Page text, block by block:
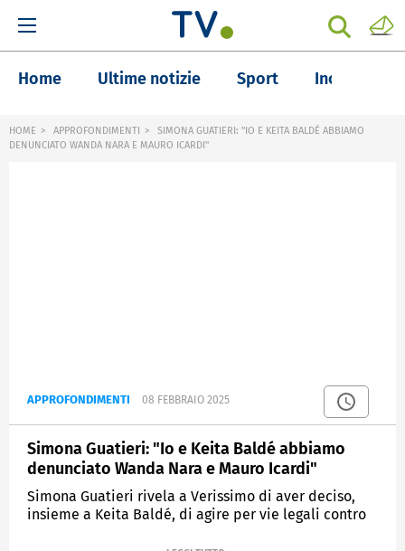
Home Ultime notizie Sport Inchieste
HOME APPROFONDIMENTI
SIMONA GUATIERI: "IO E KEITA BALDÉ ABBIAMO
DENUNCIATO WANDA NARA E MAURO ICARDI"
APPROFONDIMENTI 08 FEBBRAIO 2025
Simona Guatieri: "Io e Keita Baldé abbiamo
denunciato Wanda Nara e Mauro Icardi"
Simona Guatieri rivela a Verissimo di aver deciso,
insieme a Keita Baldé, di agire per vie legali contro